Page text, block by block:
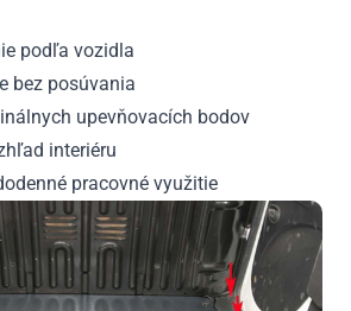
podľa vozidla
bez posúvania
upevňovacích bodov
interiéru
pracovné využitie